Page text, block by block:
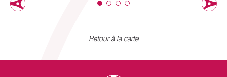
Retour à la carte